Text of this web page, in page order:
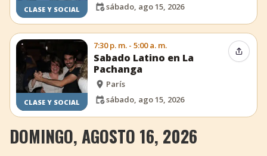
CLASE Y SOCIAL
sábado, ago 15, 2026
CLASE Y SOCIAL
7:30 p. m. - 5:00 a. m.
Sabado Latino en La
Pachanga
París
sábado, ago 15, 2026
DOMINGO, AGOSTO 16, 2026